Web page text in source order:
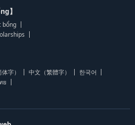
】
bổng
字） 中文（繁體字）
한국어
ย